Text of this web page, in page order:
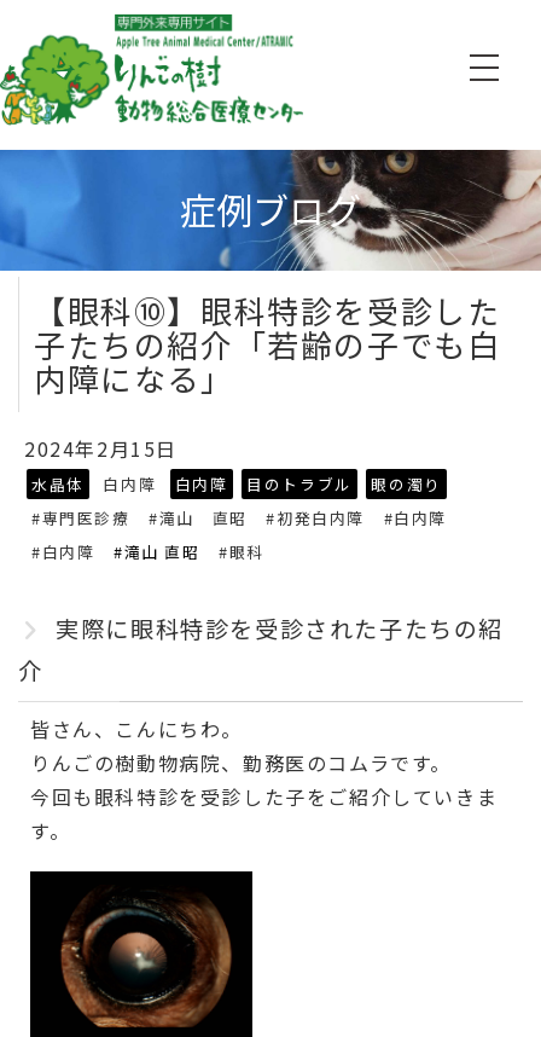
症例ブログ
【眼科⑩】眼科特診を受診した
子たちの紹介「若齢の子でも白
内障になる」
2024年2月15日
水晶体 白内障 白内障 目のトラブル
眼の濁り
#専門医診療
#滝山 直昭 #初発白内障
#白内障
#白内障
#滝山 直昭 #眼科
実際に眼科特診を受診された子たちの紹
介
皆さん、こんにちわ。
りんごの樹動物病院、勤務医のコムラです。
今回も眼科特診を受診した子をご紹介していきま
す。